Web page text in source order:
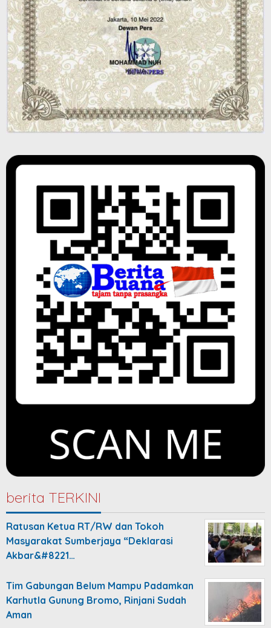
berita TERKINI
Ratusan Ketua RT/RW dan Tokoh
Masyarakat Sumberjaya “Deklarasi
Akbar&#8221…
Tim Gabungan Belum Mampu Padamkan
Karhutla Gunung Bromo, Rinjani Sudah
Aman